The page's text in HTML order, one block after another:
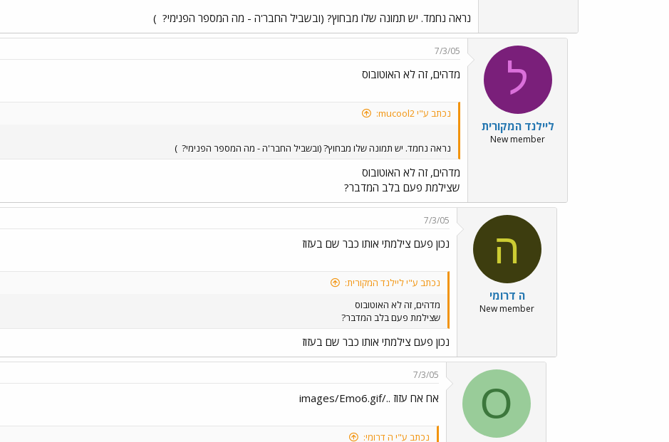
נראה נחמד. יש תמונה שלו מבחוץ? (ובשביל החבר'ה - מה המספר הפנימי? )
ל
ליילנד המקורית
New member
7/3/05
מדהים, זה לא האוטובוס
נכתב ע"י mucool2:
נראה נחמד. יש תמונה שלו מבחוץ? (ובשביל החבר'ה - מה המספר הפנימי? )
מדהים, זה לא האוטובוס
שצילמת פעם בלב המדבר?
ה
ה דרומי
New member
7/3/05
נכון פעם צילמתי אותו כבר שם בעזוז
נכתב ע"י ליילנד המקורית:
מדהים, זה לא האוטובוס
שצילמת פעם בלב המדבר?
נכון פעם צילמתי אותו כבר שם בעזוז
O
7/3/05
אח אח עזוז ../images/Emo6.gif
נכתב ע"י ה דרומי: